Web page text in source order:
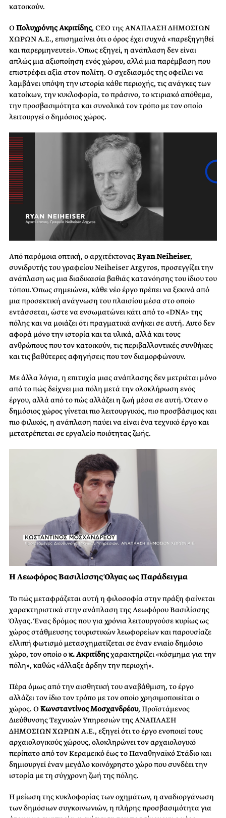
κατοικούν.
ΟΠολυχρόνης Ακριτίδης, CEO της ΑΝΑΠΛΑΣΗ ΔΗΜΟΣΙΩΝ
ΧΩΡΩΝ Α.Ε., επισημαίνει ότι ο όρος έχει συχνά «παρεξηγηθεί
και παρερμηνευτεί». Όπως εξηγεί, η ανάπλαση δεν είναι
απλώς μια αξιοποίηση ενός χώρου, αλλά μια παρέμβαση που
επιστρέφει αξία στον πολίτη. Ο σχεδιασμός της οφείλει να
λαμβάνει υπόψη την ιστορία κάθε περιοχής, τις ανάγκες των
κατοίκων, την κυκλοφορία, το πράσινο, το κτιριακό απόθεμα,
την προσβασιμότητα και συνολικά τον τρόπο με τον οποίο
λειτουργεί ο δημόσιος χώρος.
Από παρόμοια οπτική, ο αρχιτέκτοναςRyan Neiheiser,
συνιδρυτής του γραφείου Neiheiser Argyros, προσεγγίζει την
ανάπλαση ως μια διαδικασία βαθιάς κατανόησης του ίδιου του
τόπου. Όπως σημειώνει, κάθε νέο έργο πρέπει να ξεκινά από
μια προσεκτική ανάγνωση του πλαισίου μέσα στο οποίο
εντάσσεται, ώστε να ενσωματώνει κάτι από το «DNA» της
πόλης και να μοιάζει ότι πραγματικά ανήκει σε αυτή. Αυτό δεν
αφορά μόνο την ιστορία και τα υλικά, αλλά και τους
ανθρώπους που τον κατοικούν, τις περιβαλλοντικές συνθήκες
και τις βαθύτερες αφηγήσεις που τον διαμορφώνουν.
Με άλλα λόγια, η επιτυχία μιας ανάπλασης δεν μετριέται μόνο
από το πώς δείχνει μια πόλη μετά την ολοκλήρωση ενός
έργου, αλλά από το πώς αλλάζει η ζωή μέσα σε αυτή. Όταν ο
δημόσιος χώρος γίνεται πιο λειτουργικός, πιο προσβάσιμος και
πιο φιλικός, η ανάπλαση παύει να είναι ένα τεχνικό έργο και
μετατρέπεται σε εργαλείο ποιότητας ζωής.
Η Λεωφόρος Βασιλίσσης Όλγας ως Παράδειγμα
Το πώς μεταφράζεται αυτή η φιλοσοφία στην πράξη φαίνεται
χαρακτηριστικά στην ανάπλαση της Λεωφόρου Βασιλίσσης
Όλγας. Ένας δρόμος που για χρόνια λειτουργούσε κυρίως ως
χώρος στάθμευσης τουριστικών λεωφορείων και παρουσίαζε
ελλιπή φωτισμό μετασχηματίζεται σε έναν ενιαίο δημόσιο
χώρο, τον οποίο οκ. Ακριτίδηςχαρακτηρίζει «κόσμημα για την
πόλη», καθώς «άλλαξε άρδην την περιοχή».
Πέρα όμως από την αισθητική του αναβάθμιση, το έργο
αλλάζει τον ίδιο τον τρόπο με τον οποίο χρησιμοποιείται ο
χώρος. ΟΚωνσταντίνος Μοσχανδρέου, Προϊστάμενος
Διεύθυνσης Τεχνικών Υπηρεσιών της ΑΝΑΠΛΑΣΗ
ΔΗΜΟΣΙΩΝ ΧΩΡΩΝ Α.Ε., εξηγεί ότι το έργο ενοποιεί τους
αρχαιολογικούς χώρους, ολοκληρώνει τον αρχαιολογικό
περίπατο από τον Κεραμεικό έως το Παναθηναϊκό Στάδιο και
δημιουργεί έναν μεγάλο κοινόχρηστο χώρο που συνδέει την
ιστορία με τη σύγχρονη ζωή της πόλης.
Η μείωση της κυκλοφορίας των οχημάτων, η αναδιοργάνωση
των δημόσιων συγκοινωνιών, η πλήρης προσβασιμότητα για